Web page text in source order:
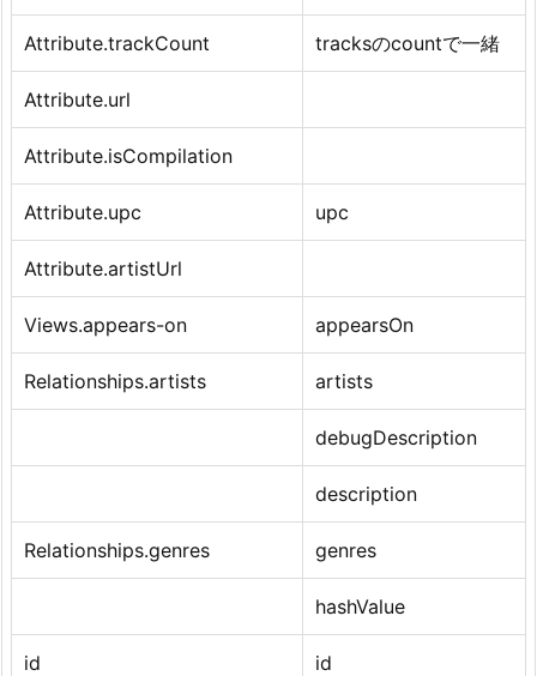
Attribute.trackCount tracksのcountで一緒
Attribute.url
Attribute.isCompilation
Attribute.upc upc
Attribute.artistUrl
Views.appears-on appearsOn
Relationships.artists artists
debugDescription
description
Relationships.genres genres
hashValue
id id